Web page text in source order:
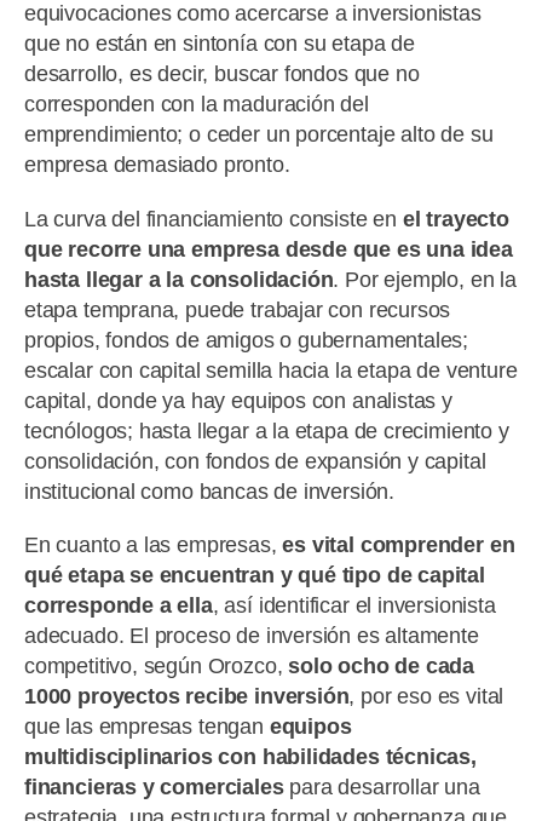
equivocaciones como acercarse a inversionistas
que no están en sintonía con su etapa de
desarrollo, es decir, buscar fondos que no
corresponden con la maduración del
emprendimiento; o ceder un porcentaje alto de su
empresa demasiado pronto.
La curva del financiamiento consiste en el trayecto
que recorre una empresa desde que es una idea
hasta llegar a la consolidación. Por ejemplo, en la
etapa temprana, puede trabajar con recursos
propios, fondos de amigos o gubernamentales;
escalar con capital semilla hacia la etapa de venture
capital, donde ya hay equipos con analistas y
tecnólogos; hasta llegar a la etapa de crecimiento y
consolidación, con fondos de expansión y capital
institucional como bancas de inversión.
En cuanto a las empresas,es vital comprender en
qué etapa se encuentran y qué tipo de capital
corresponde a ella, así identificar el inversionista
adecuado. El proceso de inversión es altamente
competitivo, según Orozco,solo ocho de cada
1000 proyectos recibe inversión, por eso es vital
que las empresas tengan equipos
multidisciplinarios con habilidades técnicas,
financieras y comercialespara desarrollar una